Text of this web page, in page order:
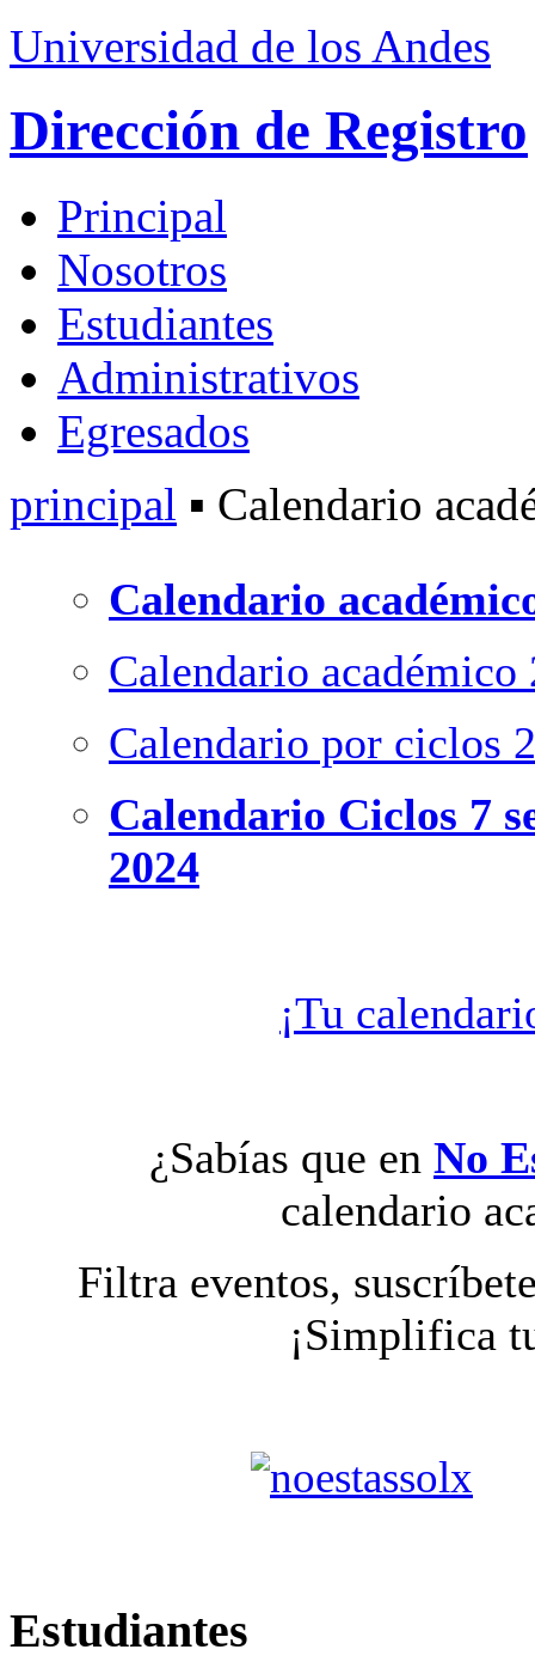
Universidad de los Andes
Dirección de Registro
Principal
Nosotros
Estudiantes
Administrativos
Egresados
principal ▪ Calendario
Calendario
Calendario académico
Calendario por ciclos
Calendario Ciclos 7
2024
¡Tu
¿Sabías que en No
calendario
Filtra eventos,
¡Simplifica
Estudiantes